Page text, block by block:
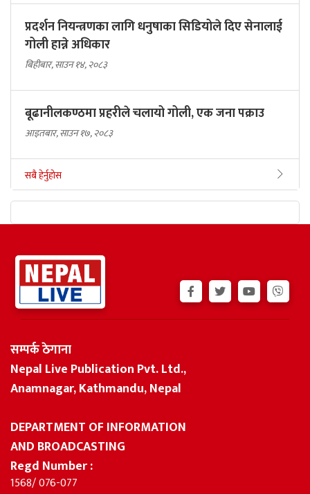
प्रदर्शन नियन्त्रणका लागि धनुषाका सिडियोले दिए सेनालाई
गोली हान्ने अधिकार
बिहीबार, साउन १४, २०८३
बूढानीलकण्ठमा प्रहरीले चलायो गोली, एक जना पक्राउ
आइतबार, साउन १७, २०८३
सबै हेर्नुहोस
सम्पर्क ठेगाना
Nepal Live Publication Pvt. Ltd.,
Anamnagar, Kathmandu, Nepal
DEPARTMENT OF INFORMATION
AND BROADCASTING
Regd Number :
1568/ 076-077